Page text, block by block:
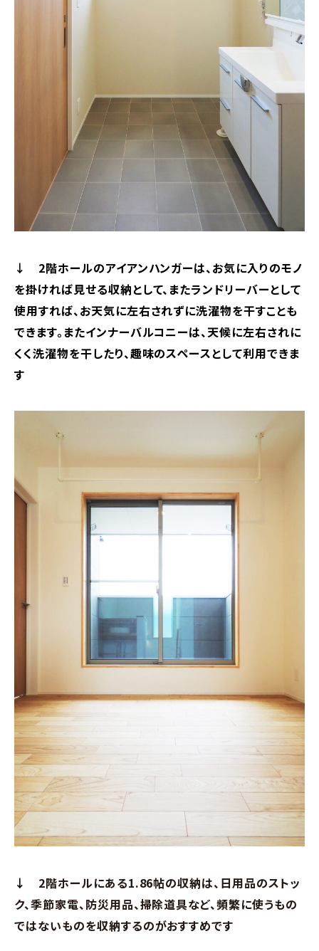
↓ 2階ホールのアイアンハンガーは、お気に入りのモノ
を掛ければ見せる収納として、またランドリーバーとして
使用すれば、お天気に左右されずに洗濯物を干すことも
できます。またインナーバルコニーは、天候に左右されに
くく洗濯物を干したり、趣味のスペースとして利用できま
す
↓
2階ホールにある1.86帖の収納は、日用品のストッ
ク、季節家電、防災用品、掃除道具など、頻繁に使うもの
ではないものを収納するのがおすすめです